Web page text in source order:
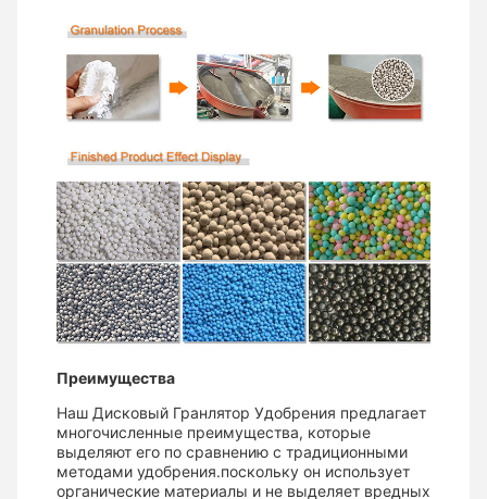
Преимущества
Наш Дисковый Гранлятор Удобрения предлагает
многочисленные преимущества, которые
выделяют его по сравнению с традиционными
методами удобрения.поскольку он использует
органические материалы и не выделяет вредных